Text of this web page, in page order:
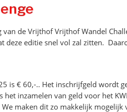
de Vrijthof Vrijthof Wandel
deze editie snel vol zal zitten.
is € 60,-.. Het inschrijfgeld wordt
inzamelen van geld voor het
maken dit zo makkelijk mogelijk